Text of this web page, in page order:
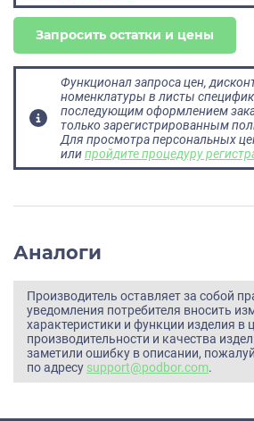
Запросить остатки и цены
Функционал запроса цен,
номенклатуры в листы
последующим оформлением
только зарегистрированным
Для просмотра персональных
илипройдите процедуру
Аналоги
Производитель оставляет за собой
уведомления потребителя вносить
характеристики и функции изделия в
производительности и качества
заметили ошибку в описании,
по адресу support@podbor.com.